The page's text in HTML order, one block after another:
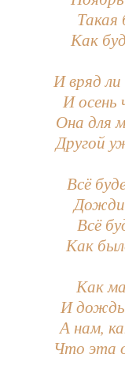
Такая
Как
И вряд
И
Она для
Другой
Всё
Дожди
Всё
Как
Как
И дождь
А нам,
Что эта